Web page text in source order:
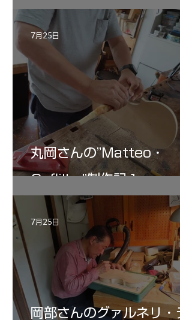
記 30
丸岡さんの”Matteo・
Gofliller”制作記１
7月25日
岡部さんのグァルネリ・デ
7月25日